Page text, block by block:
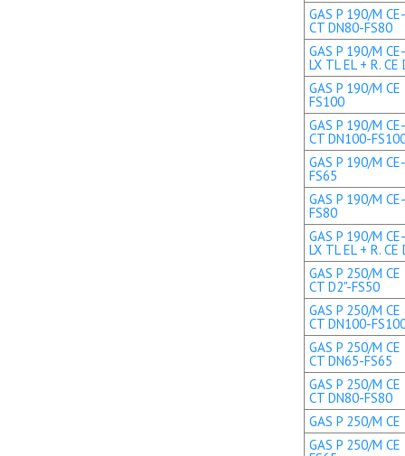
GAS P 190/M
CT DN80-FS80
GAS P 190/M CE-
LX TL EL + R. CE
GAS P 190/M
FS100
GAS P 190/M
CT DN100-
GAS P 190/M
FS65
GAS P 190/M
FS80
GAS P 190/M CE-
LX TL EL + R.
GAS P 250/M CE
CT D2"-FS50
GAS P 250/M CE
CT DN100-
GAS P 250/M CE
CT DN65-FS65
GAS P 250/M CE
CT DN80-FS80
GAS P 250/M CE
GAS P 250/M